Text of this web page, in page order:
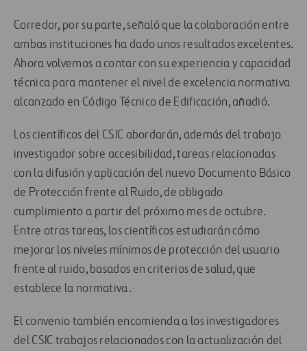
Corredor, por su parte, señaló que la colaboración entre
ambas instituciones ha dado unos resultados excelentes.
Ahora volvemos a contar con su experiencia y capacidad
técnica para mantener el nivel de excelencia normativa
alcanzado en Código Técnico de Edificación, añadió.
Los científicos del CSIC abordarán, además del trabajo
investigador sobre accesibilidad, tareas relacionadas
con la difusión y aplicación del nuevo Documento Básico
de Protección frente al Ruido, de obligado
cumplimiento a partir del próximo mes de octubre.
Entre otras tareas, los científicos estudiarán cómo
mejorar los niveles mínimos de protección del usuario
frente al ruido, basados en criterios de salud, que
establece la normativa.
El convenio también encomienda a los investigadores
del CSIC trabajos relacionados con la actualización del